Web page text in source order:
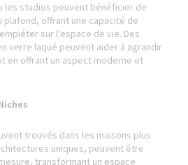
les studios peuvent bénéficier de
plafond, offrant une capacité de
sur l'espace de vie. Des
verre laqué peuvent aider à agrandir
en offrant un aspect moderne et
trouvés dans les maisons plus
uniques, peuvent être
transformant un espace